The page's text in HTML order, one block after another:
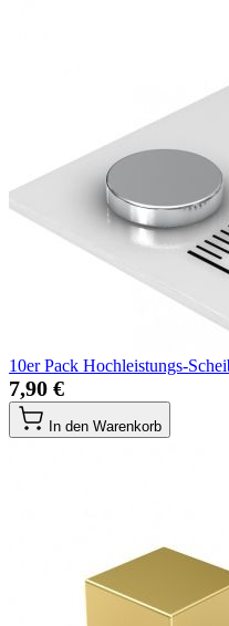
10er Pack Hochleistungs-
7,90 €
In den Warenkorb